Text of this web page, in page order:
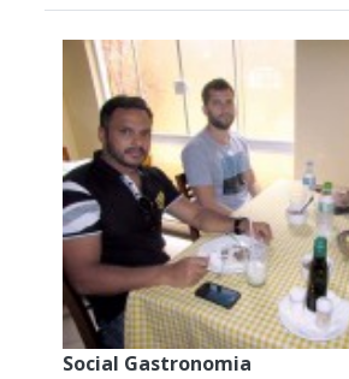
Social Gastronomia